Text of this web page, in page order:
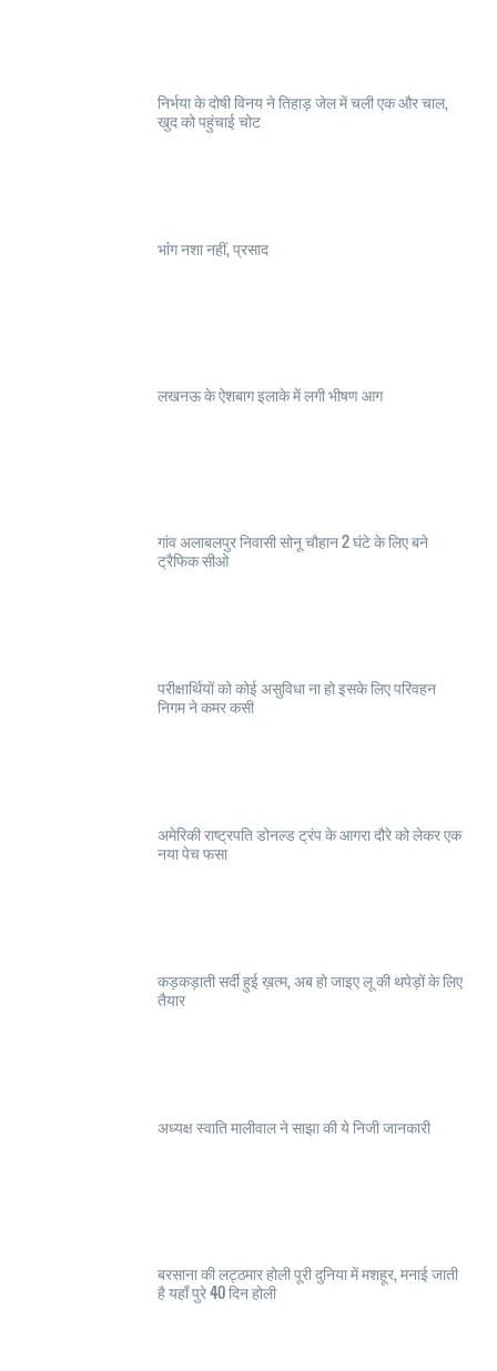
निर्भया के दोषी विनय ने तिहाड़ जेल में चली एक और चाल,
खुद को पहुंचाई चोट
भांंग नशा नहीं, प्रसाद
लखनऊ के ऐशबाग इलाके में लगी भीषण आग
गांव अलाबलपुर निवासी सोनू चौहान 2 घंटे के लिए बने
ट्रैफिक सीओ
परीक्षार्थियों को कोई असुविधा ना हो इसके लिए परिवहन
निगम ने कमर कसी
अमेरिकी राष्ट्रपति डोनल्ड ट्रंप के आगरा दौरे को लेकर एक
नया पेच फसा
कड़कड़ाती सर्दी हुई ख़त्म, अब हो जाइए लू की थपेड़ों के लिए
तैयार
अध्यक्ष स्वाति मालीवाल ने साझा की ये निजी जानकारी
बरसाना की लट्ठमार होली पूरी दुनिया में मशहूर, मनाई जाती
है यहाँ पुरे 40 दिन होली